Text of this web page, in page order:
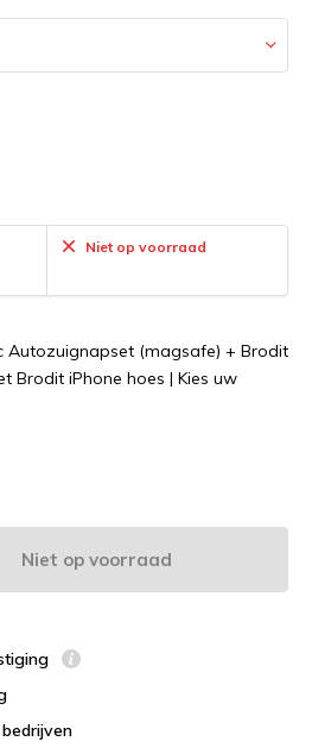
Niet op voorraad
Autozuignapset (magsafe) + Brodit
Brodit iPhone hoes | Kies uw
Niet op voorraad